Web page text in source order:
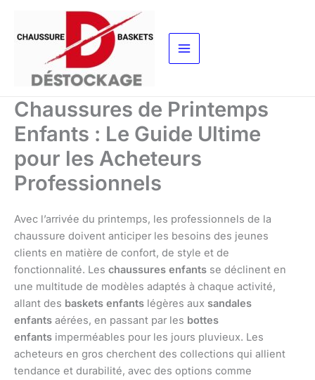
contenu
Chaussures de Printemps
Enfants : Le Guide Ultime
pour les Acheteurs
Professionnels
Avec l’arrivée du printemps, les professionnels de la
chaussure doivent anticiper les besoins des jeunes
clients en matière de confort, de style et de
fonctionnalité. Les chaussures enfants se déclinent en
une multitude de modèles adaptés à chaque activité,
allant des baskets enfants légères aux sandales
enfants aérées, en passant par les bottes
enfants imperméables pour les jours pluvieux. Les
acheteurs en gros cherchent des collections qui allient
tendance et durabilité, avec des options comme